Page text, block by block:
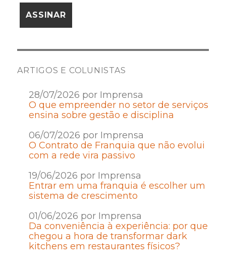
ARTIGOS E COLUNISTAS
28/07/2026 por Imprensa
O que empreender no setor de serviços
ensina sobre gestão e disciplina
06/07/2026 por Imprensa
O Contrato de Franquia que não evolui
com a rede vira passivo
19/06/2026 por Imprensa
Entrar em uma franquia é escolher um
sistema de crescimento
01/06/2026 por Imprensa
Da conveniência à experiência: por que
chegou a hora de transformar dark
kitchens em restaurantes físicos?